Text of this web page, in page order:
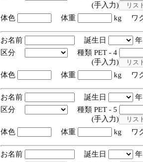
(手入力)
体色
体重 kg ワ
お名前 誕生日
区分
種類 PET - 4
(手入力)
体色
体重 kg ワ
お名前 誕生日
区分
種類 PET - 5
(手入力)
体色
体重 kg ワ
お名前 誕生日